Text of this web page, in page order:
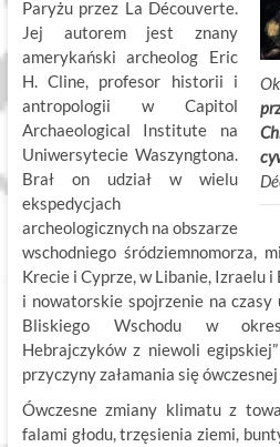
Paryżu przez La Découverte.
Jej autorem jest znany
amerykański archeolog Eric
H. Cline, profesor historii i
antropologii w Capitol
Archaeological Institute na
Uniwersytecie Waszyngtona.
Brał on udział w wielu
ekspedycjach
archeologicznych na obszarze
wschodniego śródziemnomorza,
Krecie i Cyprze, w Libanie, Izraelu
i nowatorskie spojrzenie na
Bliskiego Wschodu w
Hebrajczyków z niewoli
przyczyny załamania się
Ówczesne zmiany klimatu z
falami głodu, trzęsienia ziemi,